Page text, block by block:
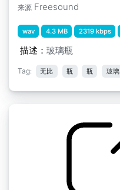
来源 Freesound
wav 4.3 MB 2319 kbps
描述： 玻璃瓶
Tag: 无比 瓶 瓶 玻璃